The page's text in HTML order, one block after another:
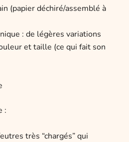
(papier déchiré/assemblé à
: de légères variations
et taille (ce qui fait son
:
très “chargés” qui